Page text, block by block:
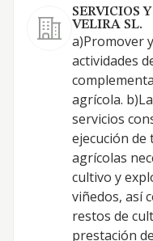
SERVICIOS
VELIRA SL.
a)Promover
actividades
agrícola.
servicios
ejecución de
agrícolas
cultivo y
viñedos, así
restos de
prestación